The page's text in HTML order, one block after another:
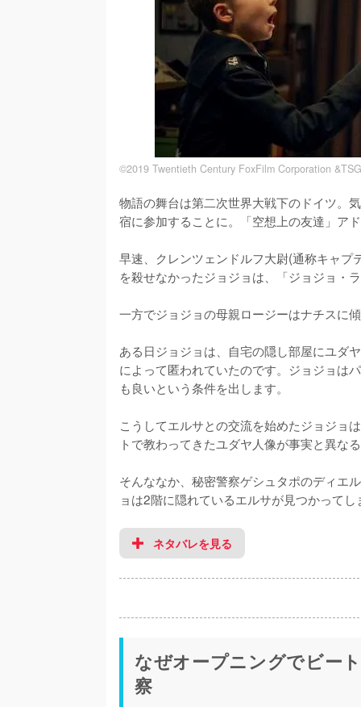
©2019 Twentieth Century FoxFilm Corporation
物語の舞台は第二次世界大戦下のドイツ。
宿に参加することに。「空想上の友達」ア
早速、クレンツェンドルフ大尉(通称キャ
を殺せなかったジョジョは、「ジョジョ・
一方でジョジョの母親ロージーはナチスに
ある日ジョジョは、自宅の隠し部屋にユダ
によって匿われていたのです。ジョジョは
も良いという条件を出します。
こうしてエルサとの交流を始めたジョジョ
トで教わってきたユダヤ人像が事実と異な
そんななか、秘密警察ゲシュタポのディエ
ョは2階に隠れているエルサが見つかって
ネタバレを見る
なぜオープニングでビー
察